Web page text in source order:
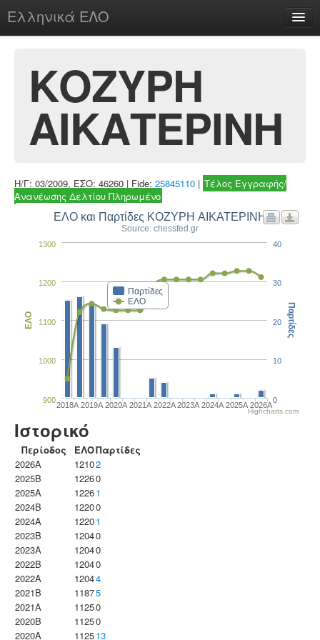
Ελληνικά ΕΛΟ
chesstu.be @ discord
Login
ΚΟΖΥΡΗ
ΑΙΚΑΤΕΡΙΝΗ
Η/Γ: 03/2009, ΕΣΟ: 46260 | Fide: 25845110 | Τέλος Εγγραφής/
Ανανέωσης Δελτίου Πληρωμένο
ΕΛΟ και Παρτίδες ΚΟΖΥΡΗ ΑΙΚΑΤΕΡΙΝΗ
Source: chessfed.gr
Παρτίδες
ΕΛΟ
2018A 2019A 2020A 2021A 2022A2023Α 2024A 2025A 2026A
900
1000
1100
1200
1300
ΕΛΟ
0
10
20
30
40
Παρτίδες
Highcharts.com
Ιστορικό
Περίοδος ΕΛΟΠαρτίδες
2026A
12102
2025B
12260
2025A
12261
2024B
12200
2024A
12201
2023B
12040
2023Α
12040
2022B
12040
2022A
12044
2021B
11875
2021A
11250
2020B
11250
2020A
112513